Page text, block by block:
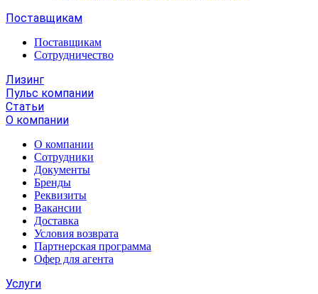
Поставщикам
Поставщикам
Сотрудничество
Лизинг
Пульс компании
Статьи
О компании
О компании
Сотрудники
Документы
Бренды
Реквизиты
Вакансии
Доставка
Условия возврата
Партнерская программа
Офер для агента
Услуги